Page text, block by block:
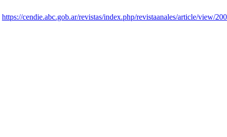
https://cendie.abc.gob.ar/revistas/index.php/revistaanales/article/view/